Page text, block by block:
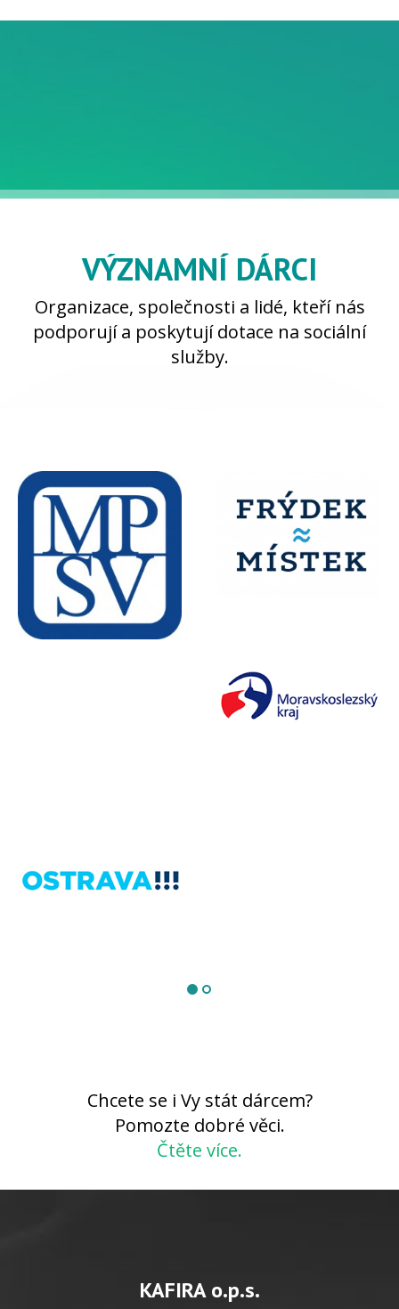
VÝZNAMNÍ DÁRCI
Organizace, společnosti a lidé, kteří nás
podporují a poskytují dotace na sociální
služby.
Chcete se i Vy stát dárcem?
Pomozte dobré věci.
Čtěte více.
KAFIRA o.p.s.